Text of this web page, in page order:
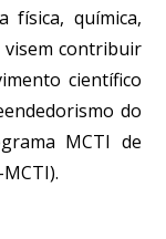
física, química,
visem contribuir
científico
do
MCTI de